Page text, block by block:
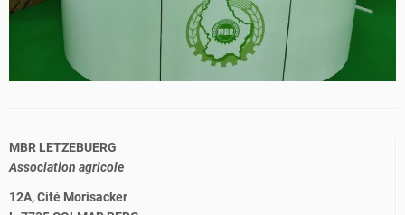
MBR LETZEBUERG
Association agricole
12A, Cité Morisacker